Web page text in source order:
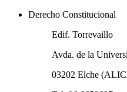
Derecho Constitucional
Edif. Torrevaillo
Avda. de la
03202 Elche